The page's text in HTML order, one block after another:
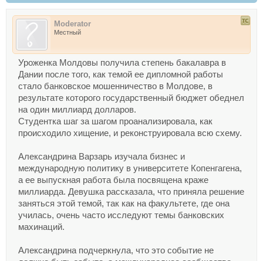
Moderator
Местный
Уроженка Молдовы получила степень бакалавра в
Дании после того, как темой ее дипломной работы
стало банковское мошенничество в Молдове, в
результате которого государственный бюджет обеднел
на один миллиард долларов.
Студентка шаг за шагом проанализировала, как
происходило хищение, и реконструировала всю схему.
Александрина Варзарь изучала бизнес и
международную политику в университете Копенгагена,
а ее выпускная работа была посвящена краже
миллиарда. Девушка рассказала, что приняла решение
заняться этой темой, так как на факультете, где она
училась, очень часто исследуют темы банковских
махинаций.
Александрина подчеркнула, что это событие не